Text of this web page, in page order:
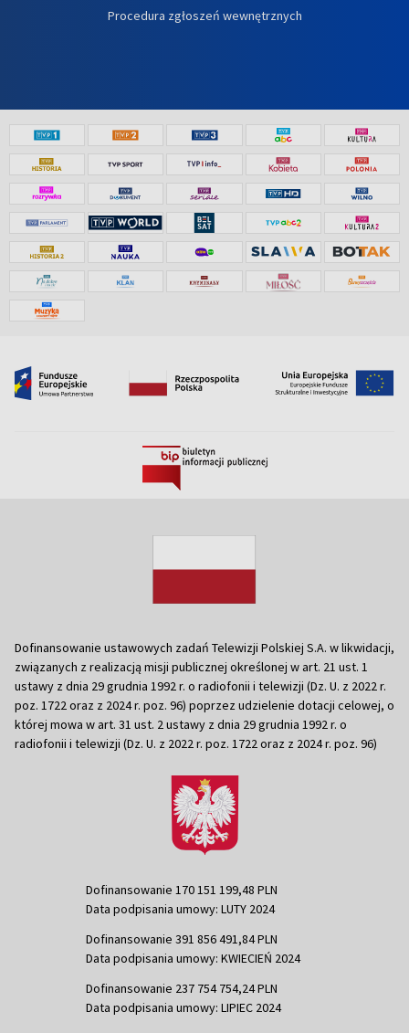
Procedura zgłoszeń wewnętrznych
Dofinansowanie ustawowych zadań Telewizji Polskiej S.A. w likwidacji,
związanych z realizacją misji publicznej określonej w art. 21 ust. 1
ustawy z dnia 29 grudnia 1992 r. o radiofonii i telewizji (Dz. U. z 2022 r.
poz. 1722 oraz z 2024 r. poz. 96) poprzez udzielenie dotacji celowej, o
której mowa w art. 31 ust. 2 ustawy z dnia 29 grudnia 1992 r. o
radiofonii i telewizji (Dz. U. z 2022 r. poz. 1722 oraz z 2024 r. poz. 96)
Dofinansowanie 170 151 199,48 PLN
Data podpisania umowy: LUTY 2024
Dofinansowanie 391 856 491,84 PLN
Data podpisania umowy: KWIECIEŃ 2024
Dofinansowanie 237 754 754,24 PLN
Data podpisania umowy: LIPIEC 2024